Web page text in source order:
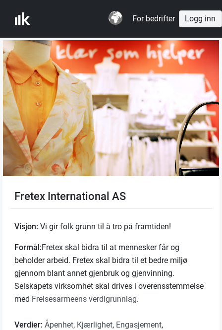
For bedrifter Logg inn
Fretex International AS
Visjon: Vi gir folk grunn til å tro på framtiden!
Formål:Fretex skal bidra til at mennesker får og
beholder arbeid. Fretex skal bidra til et bedre miljø
gjennom blant annet gjenbruk og gjenvinning.
Selskapets virksomhet skal drives i overensstemmelse
med Frelsesarmeens verdigrunnlag.
Verdier: Åpenhet, Kjærlighet, Engasjement,